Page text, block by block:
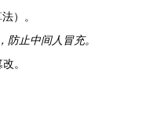
）。
防止中间人冒充。
。